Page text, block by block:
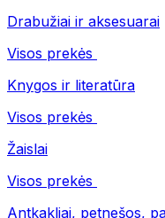
Drabužiai ir aksesuarai
Visos prekės
Knygos ir literatūra
Visos prekės
Žaislai
Visos prekės
Antkakliai, petnešos,